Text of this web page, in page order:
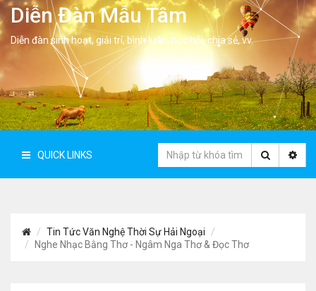
Diễn Đàn Mẫu Tâm
Diễn đàn sinh hoạt, giải trí, bình luân, học hỏi, chia sẻ, vv.
QUICK LINKS
Tin Tức Văn Nghệ Thời Sự Hải Ngoại
Nghe Nhạc Bằng Thơ - Ngâm Nga Thơ & Đọc Thơ